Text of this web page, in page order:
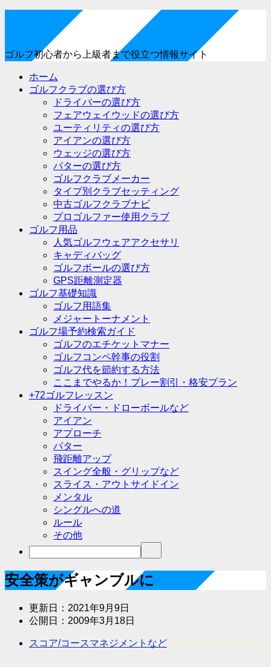
ゴルフ初心者から上級者まで役立つ情報サイト
ホーム
ゴルフクラブの選び方
ドライバーの選び方
フェアウェイウッドの選び方
ユーティリティの選び方
アイアンの選び方
ウェッジの選び方
パターの選び方
ゴルフクラブメーカー
タイプ別クラブセッティング
中古ゴルフクラブナビ
プロゴルファー使用クラブ
ゴルフ用品
人気ゴルフウェアアクセサリ
キャディバッグ
ゴルフボールの選び方
GPS距離測定器
ゴルフ基礎知識
ゴルフ用語集
メジャートーナメント
ゴルフ場予約検索ガイド
ゴルフのエチケットマナー
ゴルフコンペ幹事の役割
ゴルフ代を節約する方法
ここまでやるか！プレー割引・格安プラン
+72ゴルフレッスン
ドライバー・ドローボールなど
アイアン
アプローチ
パター
飛距離アップ
スイング全般・グリップなど
スライス・アウトサイドイン
メンタル
シングルへの道
ルール
その他
安全策がギャンブルに
更新日： 2021年9月9日
公開日： 2009年3月18日
スコア/コースマネジメントなど